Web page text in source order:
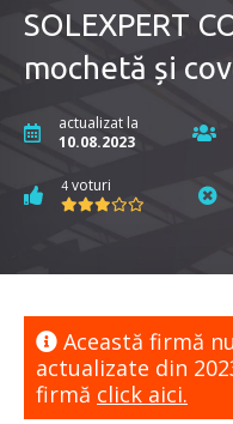
SOLEXPERT
mochetă și
actualizat la
10.08.2023
4 voturi
Această firmă
actualizate din
firmă click aici.